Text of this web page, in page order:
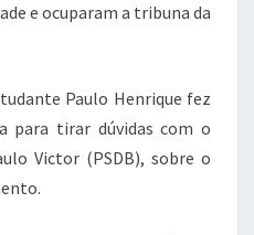
e ocuparam a tribuna da
Paulo Henrique fez
para tirar dúvidas com o
Victor (PSDB), sobre o